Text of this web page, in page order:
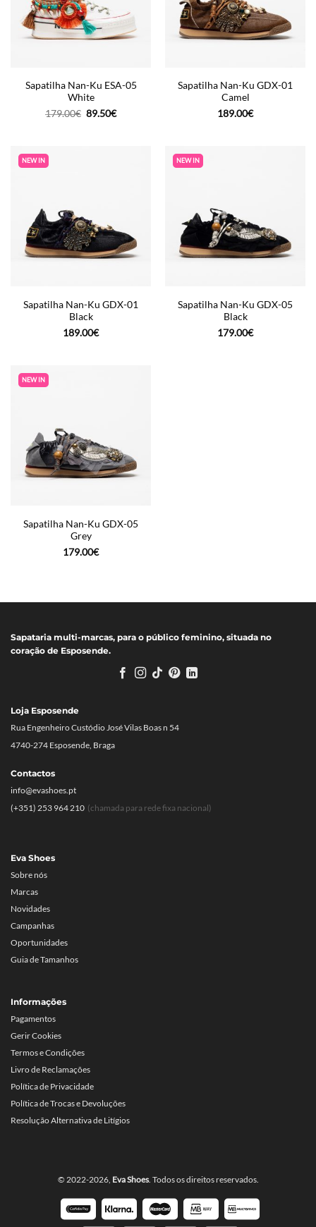
Sapatilha Nan-Ku ESA-05
White
179.00€ O
89.50€O
Sapatilha Nan-Ku GDX-01
Camel
189.00€
NEW IN
Sapatilha Nan-Ku GDX-01
Black
189.00€
NEW IN
Sapatilha Nan-Ku GDX-05
Black
179.00€
NEW IN
Sapatilha Nan-Ku GDX-05
Grey
179.00€
Sapataria multi-marcas, para o público feminino, situada no
coração de Esposende.
Eva Shoes
Sobre nós
Marcas
Novidades
Campanhas
Oportunidades
Guia de Tamanhos
Informações
Pagamentos
Gerir Cookies
Termos e Condições
Livro de Reclamações
Política de Privacidade
Política de Trocas e Devoluções
Resolução Alternativa de Litígios
Loja Esposende
Rua Engenheiro Custódio José Vilas Boas n 54
4740-274 Esposende, Braga
Contactos
info@evashoes.pt
(+351) 253 964 210 (chamada para rede fixa nacional)
© 2022-2026, Eva Shoes. Todos os direitos reservados.